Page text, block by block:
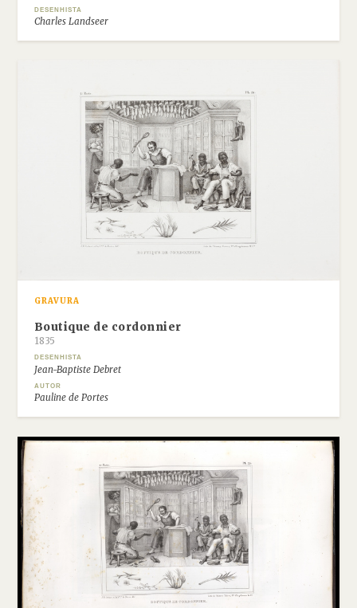
DESENHISTA
Charles Landseer
GRAVURA
Boutique de cordonnier
1835
DESENHISTA
Jean-Baptiste Debret
AUTOR
Pauline de Portes